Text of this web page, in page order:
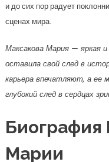
и до сих пор радует
сценах мира.
Максакова Мария — яркая
оставила свой след в
карьера впечатляют, а ее
глубокий след в сердцах
Биография
Марии